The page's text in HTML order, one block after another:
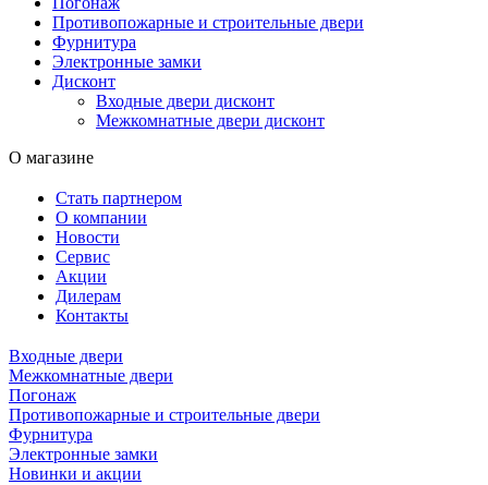
Противопожарные и строительные двери
Фурнитура
Электронные замки
Дисконт
Входные двери дисконт
Межкомнатные двери дисконт
О магазине
Стать партнером
О компании
Новости
Сервис
Акции
Дилерам
Контакты
Входные двери
Межкомнатные двери
Погонаж
Противопожарные и строительные двери
Фурнитура
Электронные замки
Новинки и акции